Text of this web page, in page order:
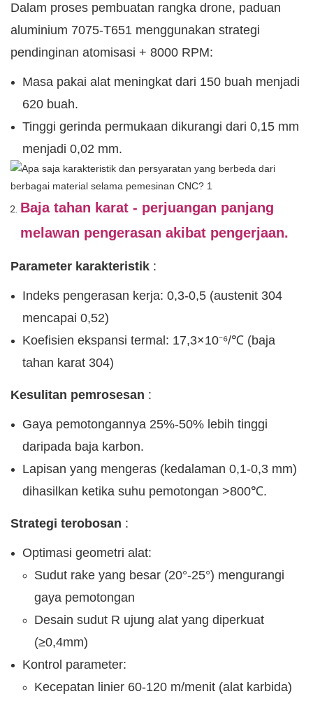
Dalam proses pembuatan rangka drone, paduan
aluminium 7075-T651 menggunakan strategi
pendinginan atomisasi + 8000 RPM:
Masa pakai alat meningkat dari 150 buah menjadi
620 buah.
Tinggi gerinda permukaan dikurangi dari 0,15 mm
menjadi 0,02 mm.
Baja tahan karat - perjuangan panjang
melawan pengerasan akibat pengerjaan.
Parameter karakteristik :
Indeks pengerasan kerja: 0,3-0,5 (austenit 304
mencapai 0,52)
Koefisien ekspansi termal: 17,3×10⁻⁶/℃ (baja
tahan karat 304)
Kesulitan pemrosesan :
Gaya pemotongannya 25%-50% lebih tinggi
daripada baja karbon.
Lapisan yang mengeras (kedalaman 0,1-0,3 mm)
dihasilkan ketika suhu pemotongan >800℃.
Strategi terobosan :
Optimasi geometri alat:
Sudut rake yang besar (20°-25°) mengurangi
gaya pemotongan
Desain sudut R ujung alat yang diperkuat
(≥0,4mm)
Kontrol parameter:
Kecepatan linier 60-120 m/menit (alat karbida)